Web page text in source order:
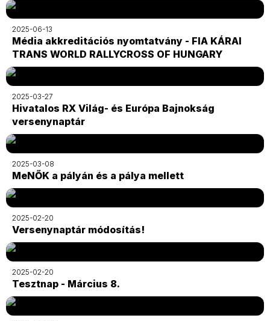
2025-06-13
Média akkreditációs nyomtatvány - FIA KÁRAI
TRANS WORLD RALLYCROSS OF HUNGARY
2025-03-27
Hivatalos RX Világ- és Európa Bajnokság
versenynaptár
2025-03-08
MeNŐK a pályán és a pálya mellett
2025-02-20
Versenynaptár módosítás!
2025-02-20
Tesztnap - Március 8.